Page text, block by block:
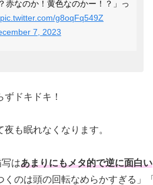
赤なのか！黄色なのかー！？」っ
pic.twitter.com/g8oqFq549Z
7, 2023
ドキドキ！
も眠れなくなります。
はあまりにもメタ的で逆に面白い
くのは頭の回転なめらかすぎる」「